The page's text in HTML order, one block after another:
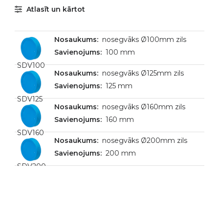
Atlasīt un kārtot
SDV100
nosegvāks Ø100mm zils
100 mm
SDV125
nosegvāks Ø125mm zils
125 mm
SDV160
nosegvāks Ø160mm zils
160 mm
SDV200
nosegvāks Ø200mm zils
200 mm